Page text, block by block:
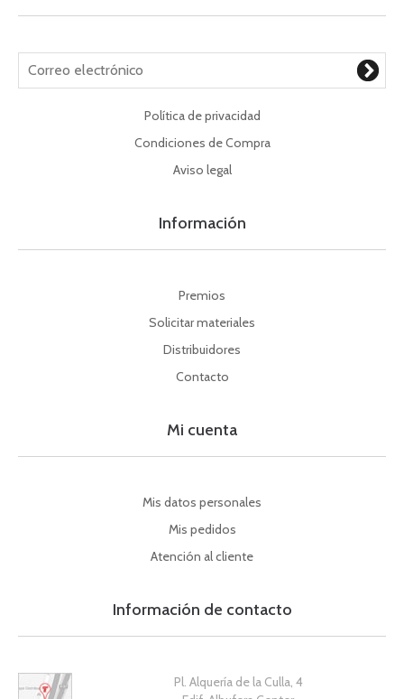
Política de privacidad
Condiciones de Compra
Aviso legal
Información
Premios
Solicitar materiales
Distribuidores
Contacto
Mi cuenta
Mis datos personales
Mis pedidos
Atención al cliente
Información de contacto
Pl. Alquería de la Culla, 4